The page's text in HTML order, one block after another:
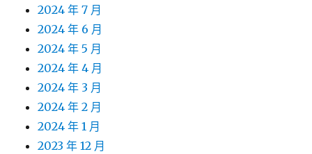
2024 年 7 月
2024 年 6 月
2024 年 5 月
2024 年 4 月
2024 年 3 月
2024 年 2 月
2024 年 1 月
2023 年 12 月